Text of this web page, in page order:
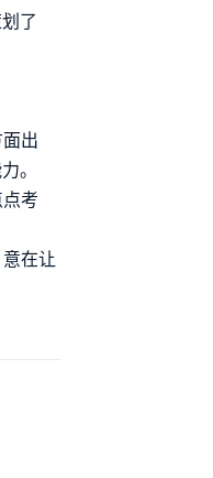
了
出
。
考
在让